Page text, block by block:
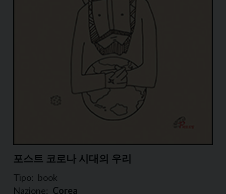
포스트 코로나 시대의 우리
Tipo: book
Nazione: Corea